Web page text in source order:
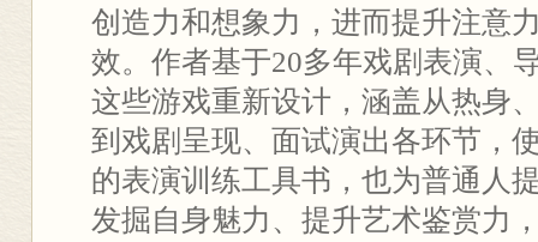
创造力和想象力，进而提升注意
效。作者基于20多年戏剧表演、
这些游戏重新设计，涵盖从热身
到戏剧呈现、面试演出各环节，
的表演训练工具书，也为普通人
发掘自身魅力、提升艺术鉴赏力